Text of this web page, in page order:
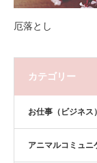
厄落とし
カテゴリー
お仕事（ビジネス）
アニマルコミュニ